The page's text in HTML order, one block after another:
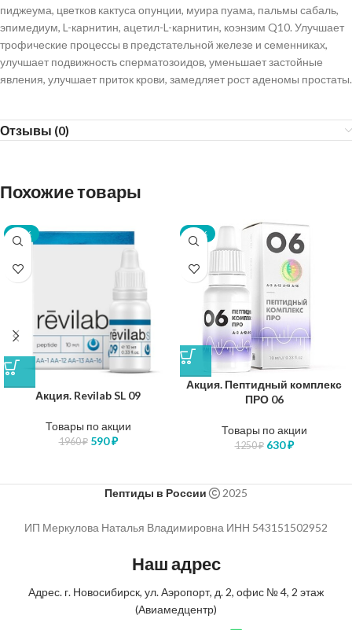
пиджеума, цветков кактуса опунции, муира пуама, пальмы сабаль,
эпимедиум, L-карнитин, ацетил-L-карнитин, коэнзим Q10. Улучшает
трофические процессы в предстательной железе и семенниках,
улучшает подвижность сперматозоидов, уменьшает застойные
явления, улучшает приток крови, замедляет рост аденомы простаты.
Отзывы (0)
Похожие товары
-70%
Акция. Revilab SL 09
Товары по акции
1960₽ 590₽
-50%
Акция. Пептидный комплекс
ПРО 06
Товары по акции
1250₽ 630₽
Пептиды в России 2025
ИП Меркулова Наталья Владимировна ИНН 543151502952
Наш адрес
Адрес. г. Новосибирск, ул. Аэропорт, д. 2, офис № 4, 2 этаж
(Авиамедцентр)